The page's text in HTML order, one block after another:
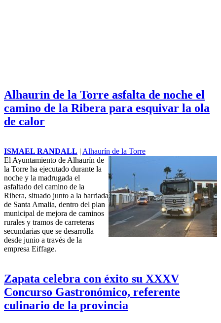
Alhaurín de la Torre asfalta de noche el
camino de la Ribera para esquivar la ola
de calor
ISMAEL RANDALL | Alhaurín de la Torre
El Ayuntamiento de Alhaurín de
la Torre ha ejecutado durante la
noche y la madrugada el
asfaltado del camino de la
Ribera, situado junto a la barriada
de Santa Amalia, dentro del plan
municipal de mejora de caminos
rurales y tramos de carreteras
secundarias que se desarrolla
desde junio a través de la
empresa Eiffage.
Zapata celebra con éxito su XXXV
Concurso Gastronómico, referente
culinario de la provincia